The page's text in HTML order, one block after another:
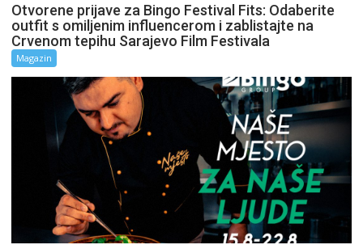
Otvorene prijave za Bingo Festival Fits: Odaberite
outfit s omiljenim influencerom i zablistajte na
Crvenom tepihu Sarajevo Film Festivala
Magazin